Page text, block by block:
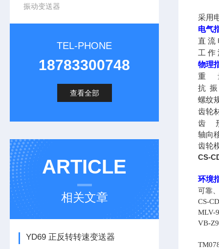
振动变送器
TEL-PHONE
18783300748
查看全部
ARTICLE
相关文章
YD69 正反转转速变送器
采用
电气
直 流
工 作
物理
重
抗 振
螺纹
齿轮
齿
轴向
齿轮
CS-
环境
可靠
CS-
MLV-
VB-